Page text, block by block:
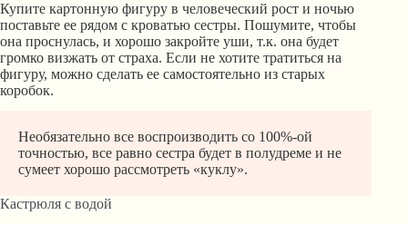
Купите картонную фигуру в человеческий рост и ночью
поставьте ее рядом с кроватью сестры. Пошумите, чтобы
она проснулась, и хорошо закройте уши, т.к. она будет
громко визжать от страха. Если не хотите тратиться на
фигуру, можно сделать ее самостоятельно из старых
коробок.
Необязательно все воспроизводить со 100%-ой
точностью, все равно сестра будет в полудреме и не
сумеет хорошо рассмотреть «куклу».
Кастрюля с водой